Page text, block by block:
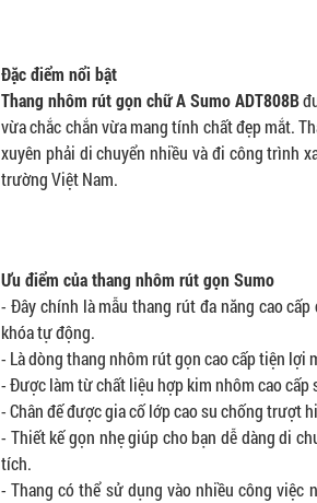
Đặc điểm nổi bật
Thang nhôm rút gọn chữ A Sumo ADT808B
vừa chắc chắn vừa mang tính chất đẹp mắt.
xuyên phải di chuyển nhiều và đi công trình
trường Việt Nam.
Ưu điểm của thang nhôm rút gọn Sumo
- Đây chính là mẫu thang rút đa năng cao
khóa tự động.
- Là dòng thang nhôm rút gọn cao cấp tiện lợi
- Được làm từ chất liệu hợp kim nhôm cao
- Chân đế được gia cố lớp cao su chống trượt
- Thiết kế gọn nhẹ giúp cho bạn dễ dàng di
tích.
- Thang có thể sử dụng vào nhiều công việc